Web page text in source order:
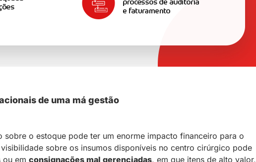
de uma má gestão
sobre o estoque pode ter um enorme impacto financeiro para o
sobre os insumos disponíveis no centro cirúrgico pode
ou em consignações mal gerenciadas, em que itens de alto valor,